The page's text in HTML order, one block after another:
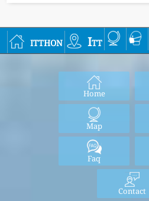
itthon Itt
Home
Map
Faq
Contact